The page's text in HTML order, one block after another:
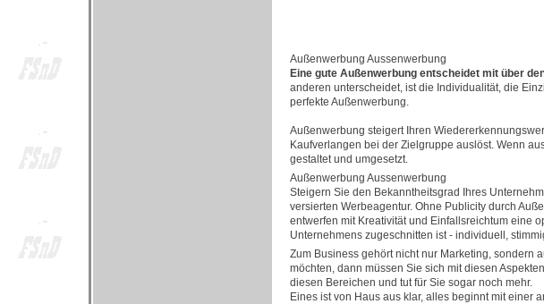
Außenwerbung Aussenwerbung
Eine gute Außenwerbung entscheidet mit über
anderen unterscheidet, ist die Individualität, die
perfekte Außenwerbung.
Außenwerbung steigert Ihren
Kaufverlangen bei der Zielgruppe auslöst. Wenn
gestaltet und umgesetzt.
Außenwerbung Aussenwerbung
Steigern Sie den Bekanntheitsgrad Ihres
versierten Werbeagentur. Ohne Publicity durch
entwerfen mit Kreativität und Einfallsreichtum eine
Unternehmens zugeschnitten ist - individuell,
Zum Business gehört nicht nur Marketing, sondern
möchten, dann müssen Sie sich mit diesen
diesen Bereichen und tut für Sie sogar noch mehr.
Eines ist von Haus aus klar, alles beginnt mit einer